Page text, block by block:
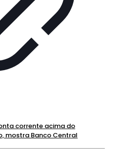
corrente acima do
mostra Banco Central